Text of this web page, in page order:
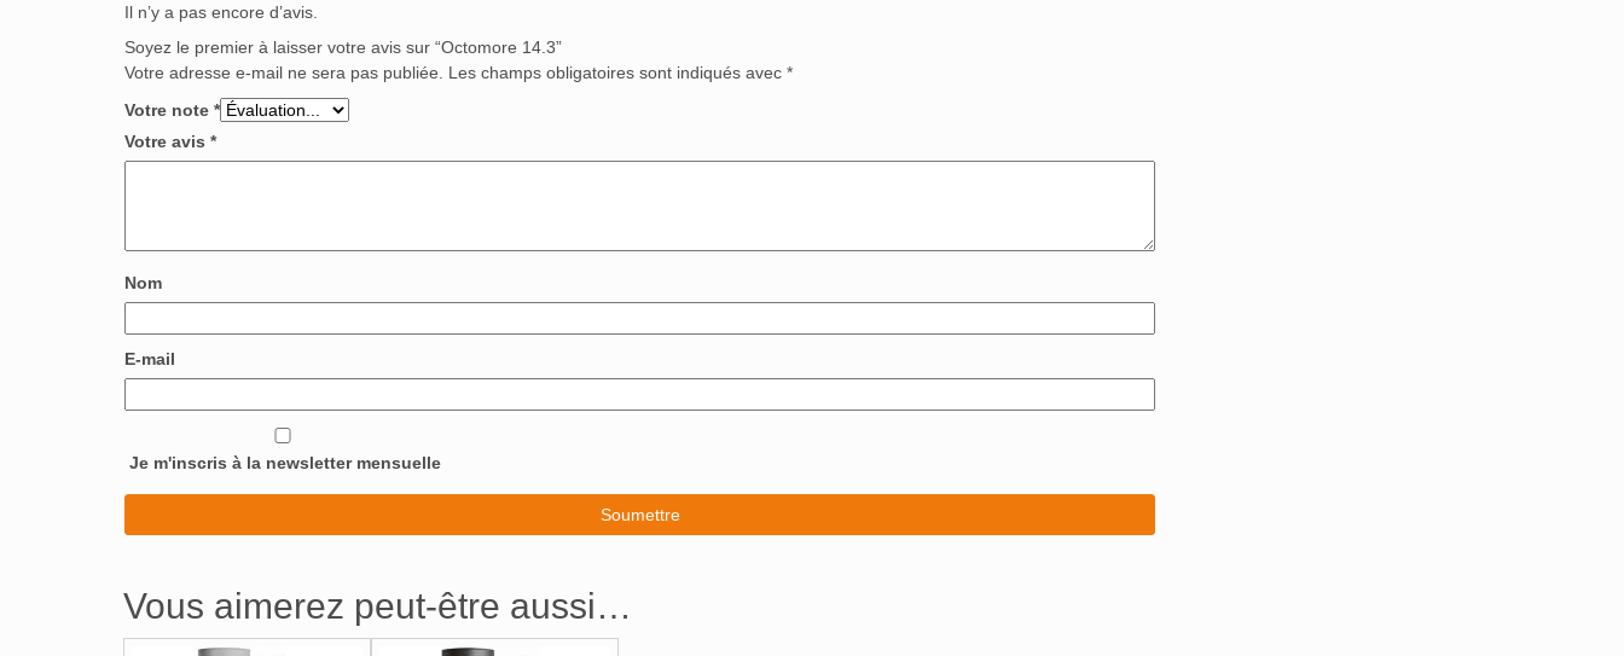
Il n’y a pas encore d’avis.
Soyez le premier à laisser votre avis sur “Octomore 14.3”
Votre adresse e-mail ne sera pas publiée.
Les champs obligatoires sont indiqués avec *
Votre note *
Votre avis *
Nom
E-mail
Je m'inscris à la newsletter mensuelle
Vous aimerez peut-être aussi…